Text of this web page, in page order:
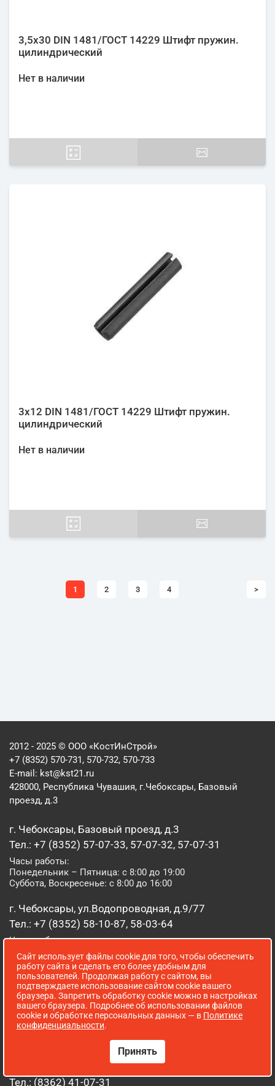
3,5х30 DIN 1481/ГОСТ 14229 Штифт пружин.
цилиндрический
Нет в наличии
3х12 DIN 1481/ГОСТ 14229 Штифт пружин.
цилиндрический
Нет в наличии
1 2 3 4 >
2012 - 2025 © ООО «КостИнСтрой»
+7 (8352) 570-731, 570-732, 570-733
E-mail: kst@kst21.ru
428000, Республика Чувашия, г.Чебоксары, Базовый
проезд, д.3
г. Чебоксары, Базовый проезд, д.3
Тел.: +7 (8352) 57-07-33, 57-07-32, 57-07-31
Часы работы:
Понедельник – Пятница: с 8:00 до 19:00
Суббота, Воскресенье: с 8:00 до 16:00
г. Чебоксары, ул.Водопроводная, д.9/77
Тел.: +7 (8352) 58-10-87, 58-03-64
Часы работы:
Понедельник – Пятница: с 8:00 до 18:00
Суббота, Воскресенье - выходной
г. Чебоксары, Марпосадское шоссе, д.5 Б
Тел.: +7 (8352) 22-07-33, 27-07-33
Часы работы:
Понедельник – Пятница: с 8:00 до 19:00
Суббота, Воскресенье: с 8:00 до 16:00
г. Йошкар-Ола, ул. Луначарского, д. 52 А
Тел.: (8362) 41-07-31
Сайт использует файлы cookie для того, чтобы обеспечить
работу сайта и сделать его более удобным для
пользователей. Продолжая работу с сайтом, вы
подтверждаете использование сайтом cookie вашего
браузера. Запретить обработку cookie можно в настройках
вашего браузера. Подробнее об использовании файлов
cookie и обработке персональных данных — в Политике
конфиденциальности.
Принять